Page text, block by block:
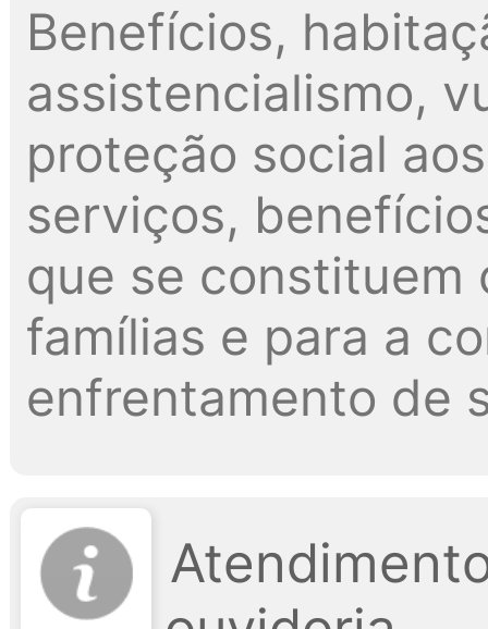
Benefícios,
assistencialismo,
proteção social
serviços,
que se constituem
famílias e para a
enfrentamento de